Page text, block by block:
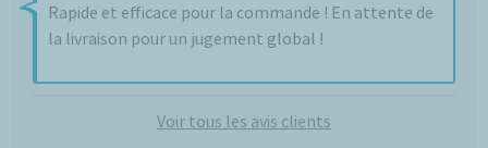
Rapide et efficace pour la commande ! En attente de
la livraison pour un jugement global !
Voir tous les avis clients